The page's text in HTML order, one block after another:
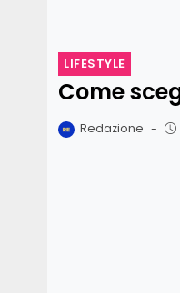
LIFESTYLE
Come
Redazione -